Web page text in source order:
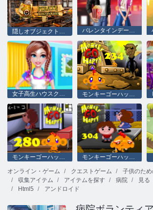
バレンタインデー映画
女子高生ハウスクリーニング モンキーゴーハッピーステージ234
モンキーゴーハッピーステージ280 モンキーゴーハッピーステージ304
オンライン・ゲーム
クエストゲーム
子供のた
収集アイテム
アイテムを探す 病院 見る
Html5
アンドロイド